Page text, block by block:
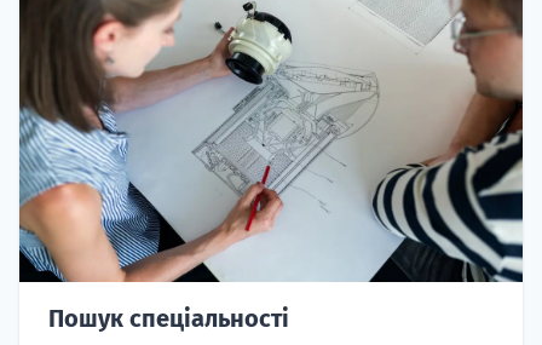
Пошук спеціальності